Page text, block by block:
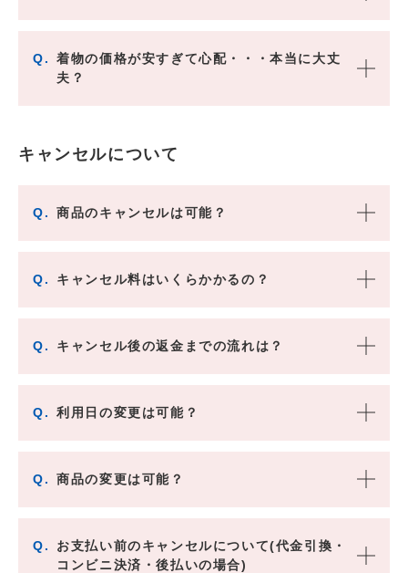
Q.
着物の価格が安すぎて心配・・・本当に大丈
夫？
キャンセルについて
Q. 商品のキャンセルは可能？
Q. キャンセル料はいくらかかるの？
Q. キャンセル後の返金までの流れは？
Q. 利用日の変更は可能？
Q. 商品の変更は可能？
Q.
お支払い前のキャンセルについて(代金引換・
コンビニ決済・後払いの場合)